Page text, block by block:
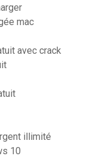
mac
avec crack
illimité
10